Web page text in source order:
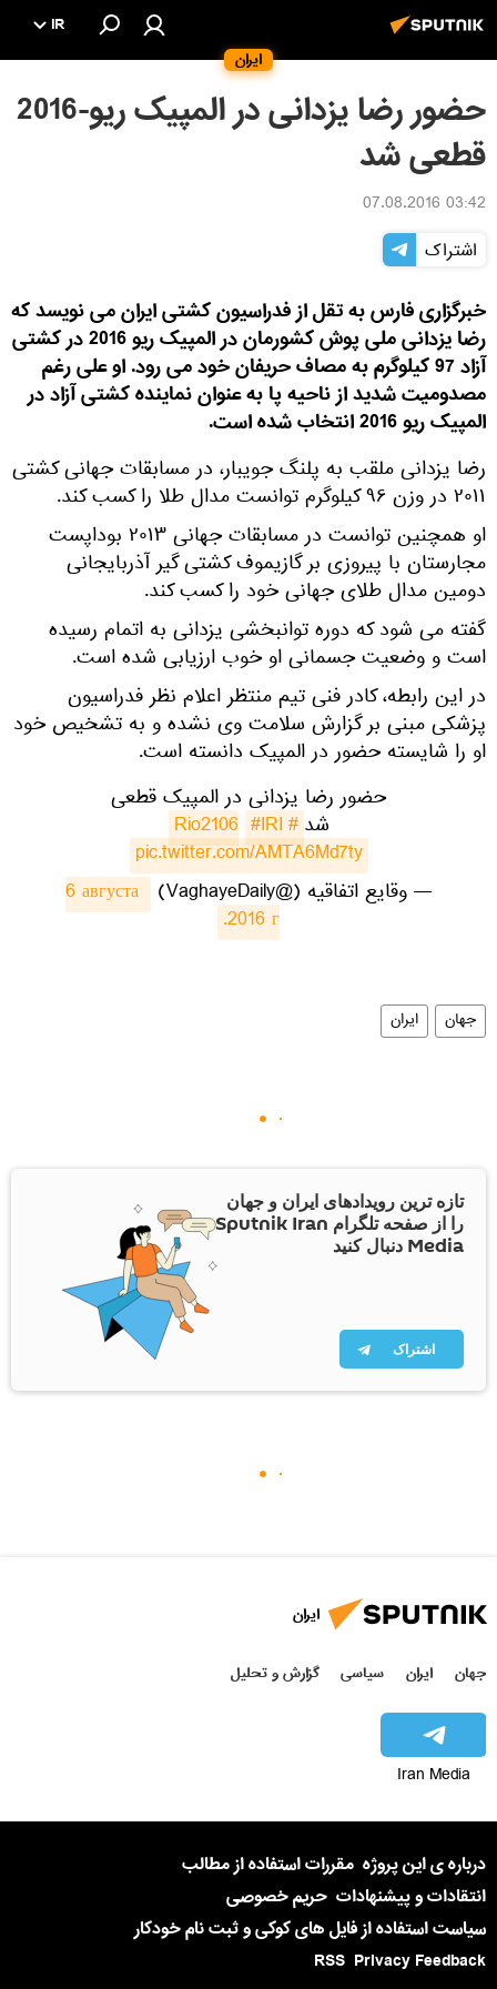
ایران
IR
حضور رضا یزدانی در المپیک ریو-2016
قطعی شد
03:42 07.08.2016
اشتراک
خبرگزاری فارس به تقل از فدراسیون کشتی ایران می نویسد که
رضا یزدانی ملی پوش کشورمان در المپیک ریو 2016 در کشتی
آزاد 97 کیلوگرم به مصاف حریفان خود می رود. او علی رغم
مصدوميت شدید از ناحیه پا به عنوان نماینده کشتی آزاد در
المپیک ریو 2016 انتخاب شده است.
رضا یزدانی ملقب به پلنگ جویبار، در مسابقات جهانی کشتی
۲۰۱۱ در وزن ۹۶ کیلوگرم توانست مدال طلا را کسب کند.
او همچنین توانست در مسابقات جهانی ۲۰۱۳ بوداپست
مجارستان با پیروزی بر گازیموف کشتی ‌گیر آذربایجانی
دومین مدال طلای جهانی خود را کسب کند.
گفته می شود که دوره توانبخشی یزدانی به اتمام رسیده
است و وضعیت جسمانی او خوب ارزیابی شده است.
در این رابطه، کادر فنی تیم منتظر اعلام نظر فدراسیون
پزشکی مبنی بر گزارش سلامت وی نشده و به تشخیص خود
او را شایسته حضور در المپیک دانسته است.
حضور رضا یزدانی در المپیک قطعی
شد #Rio2106
#IRI
pic.twitter.com/AMTA6Md7ty
— وقایع اتفاقیه (@VaghayeDaily)
6 августа
2016 г.
جهان ایران
تازه ترین رویدادهای ایران و جهان
را از صفحه تلگرام Sputnik Iran
Media دنبال کنید
اشتراک
ایران
جهان ایران سیاسی گزارش و تحلیل
Iran Media
درباره ی این پروژه مقررات استفاده از مطالب
انتقادات و پیشنهادات حریم خصوصی
سیاست استفاده از فایل های کوکی و ثبت نام خودکار
Privacy Feedback
RSS